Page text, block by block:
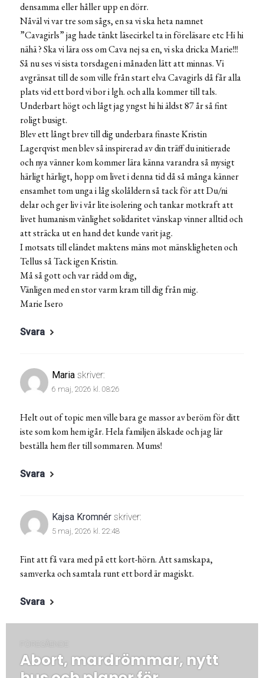
densamma eller håller upp en dörr.
Nåväl vi var tre som sågs, en sa vi ska heta namnet
”Cavagirls” jag hade tänkt läsecirkel ta in föreläsare etc Hi hi
nähä ? Ska vi lära oss om Cava nej sa en, vi ska dricka Marie!!!
Så nu ses vi sista torsdagen i månaden lätt att minnas. Vi
avgränsat till de som ville från start elva Cavagirls då får alla
plats vid ett bord vi bor i lgh. och alla kommer till tals.
Underbart högt och lågt jag yngst hi hi äldst 87 år så fint
roligt busigt.
Blev ett långt brev till dig underbara finaste Kristin
Lagerqvist men blev så inspirerad av din träff du initierade
och nya vänner kom kommer lära känna varandra så mysigt
härligt härligt, hopp om livet i denna tid då så många känner
ensamhet tom unga i låg skolåldern så tack för att Du/ni
delar och ger liv i vår lite isolering och tankar motkraft att
livet humanism vänlighet solidaritet vänskap vinner alltid och
att sträcka ut en hand det kunde varit jag.
I motsats till eländet maktens mäns mot mänskligheten och
Tellus så Tack igen Kristin.
Må så gott och var rädd om dig,
Vänligen med en stor varm kram till dig från mig.
Marie Isero
Svara
Maria skriver:
6 maj, 2026 kl. 08:26
Helt out of topic men ville bara ge massor av beröm för ditt
iste som kom hem igår. Hela familjen älskade och jag lär
beställa hem fler till sommaren. Mums!
Svara
Kajsa Kromnér skriver:
5 maj, 2026 kl. 22:48
Fint att få vara med på ett kort-hörn. Att samskapa,
samverka och samtala runt ett bord är magiskt.
Svara
FÖREGÅENDE
Föregående
post:
Abort, mardrömmar, nytt